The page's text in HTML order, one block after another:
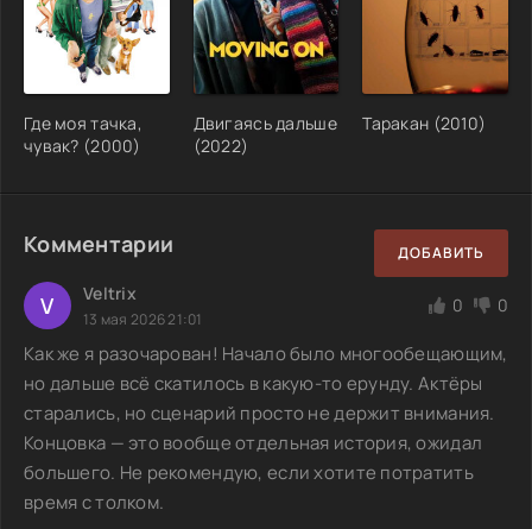
Где моя тачка,
чувак? (2000)
Двигаясь дальше
(2022)
Таракан (2010)
Комментарии ДОБАВИТЬ
V Veltrix
13 мая 2026 21:01
0 0
Как же я разочарован! Начало было многообещающим,
но дальше всё скатилось в какую-то ерунду. Актёры
старались, но сценарий просто не держит внимания.
Концовка — это вообще отдельная история, ожидал
большего. Не рекомендую, если хотите потратить
время с толком.